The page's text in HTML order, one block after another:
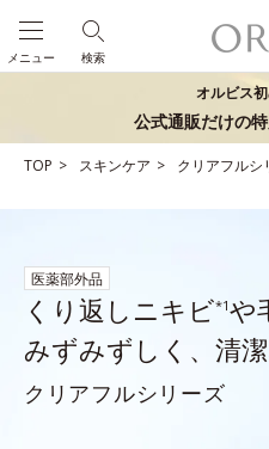
検索
メニュー
オルビス
公式通販だけの
TOP スキンケア クリアフルシ
医薬部外品
くり返しニキビ*1や
みずみずしく、清
クリアフルシリーズ